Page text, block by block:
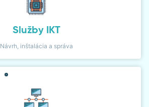
Služby IKT
Návrh, inštalácia a správa